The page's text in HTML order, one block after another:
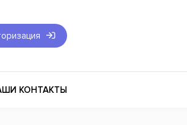
КОНТАКТЫ